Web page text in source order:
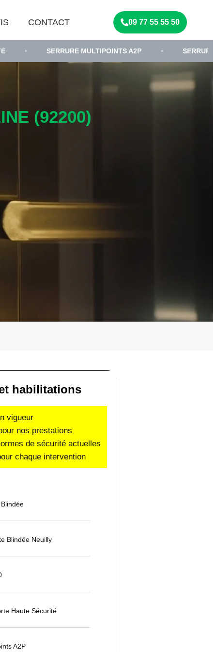
CONTACT 09 77 55 55 50
SERRURE MULTIPOINTS A2P • SERRURIER PORTE
(92200)
habilitations
vigueur
nos prestations
de sécurité actuelles
chaque intervention
Blindée Neuilly
Haute Sécurité
A2P